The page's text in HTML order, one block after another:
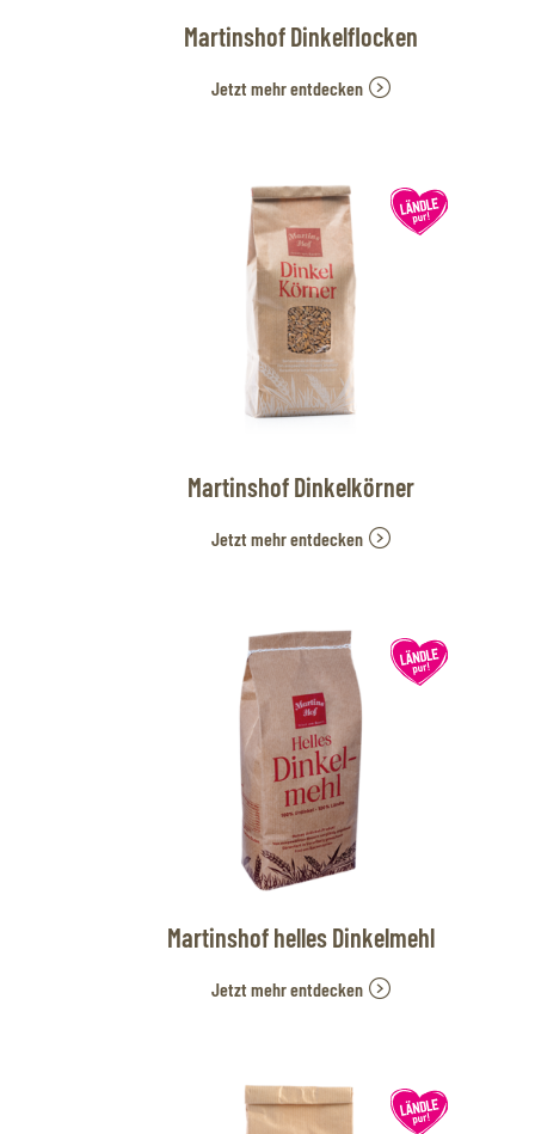
Martinshof Dinkelflocken
Jetzt mehr entdecken
Martinshof Dinkelkörner
Jetzt mehr entdecken
Martinshof helles Dinkelmehl
Jetzt mehr entdecken